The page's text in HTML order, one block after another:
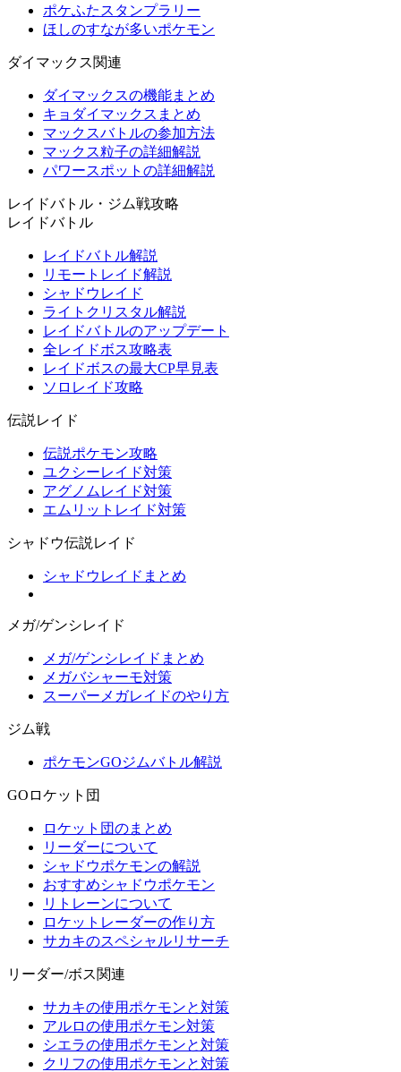
ポケふたスタンプラリー
ほしのすなが多いポケモン
ダイマックス関連
ダイマックスの機能まとめ
キョダイマックスまとめ
マックスバトルの参加方法
マックス粒子の詳細解説
パワースポットの詳細解説
レイドバトル・ジム戦攻略
レイドバトル
レイドバトル解説
リモートレイド解説
シャドウレイド
ライトクリスタル解説
レイドバトルのアップデート
全レイドボス攻略表
レイドボスの最大CP早見表
ソロレイド攻略
伝説レイド
伝説ポケモン攻略
ユクシーレイド対策
アグノムレイド対策
エムリットレイド対策
シャドウ伝説レイド
シャドウレイドまとめ
メガ/ゲンシレイド
メガ/ゲンシレイドまとめ
メガバシャーモ対策
スーパーメガレイドのやり方
ジム戦
ポケモンGOジムバトル解説
GOロケット団
ロケット団のまとめ
リーダーについて
シャドウポケモンの解説
おすすめシャドウポケモン
リトレーンについて
ロケットレーダーの作り方
サカキのスペシャルリサーチ
リーダー/ボス関連
サカキの使用ポケモンと対策
アルロの使用ポケモン対策
シエラの使用ポケモンと対策
クリフの使用ポケモンと対策